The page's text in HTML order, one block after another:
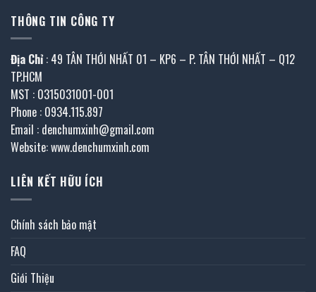
THÔNG TIN CÔNG TY
Địa Chỉ : 49 TÂN THỚI NHẤT 01 – KP6 – P. TÂN THỚI NHẤT – Q12
TP.HCM
MST : 0315031001-001
Phone : 0934.115.897
Email : denchumxinh@gmail.com
Website: www.denchumxinh.com
LIÊN KẾT HỮU ÍCH
Chính sách bảo mật
FAQ
Giới Thiệu